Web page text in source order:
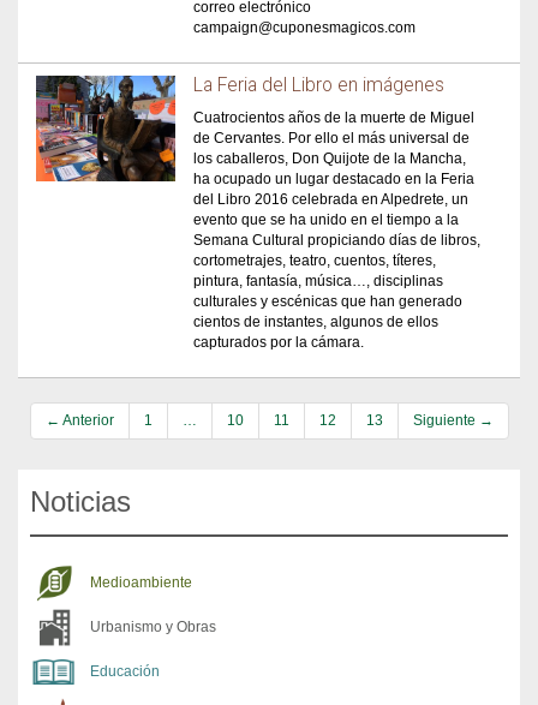
correo electrónico
campaign@cuponesmagicos.com
La Feria del Libro en imágenes
Cuatrocientos años de la muerte de Miguel
de Cervantes. Por ello el más universal de
los caballeros, Don Quijote de la Mancha,
ha ocupado un lugar destacado en la Feria
del Libro 2016 celebrada en Alpedrete, un
evento que se ha unido en el tiempo a la
Semana Cultural propiciando días de libros,
cortometrajes, teatro, cuentos, títeres,
pintura, fantasía, música…, disciplinas
culturales y escénicas que han generado
cientos de instantes, algunos de ellos
capturados por la cámara.
← Anterior 1 … 10 11 12 13 Siguiente →
Noticias
Medioambiente
Urbanismo y Obras
Educación